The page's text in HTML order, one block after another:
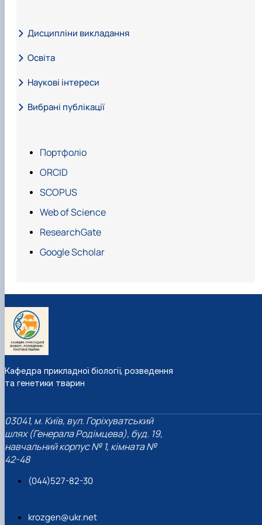
Портфоліо
ORCID
SCOPUS
Web of Science
ResearchGate
Google Scholar
Дисципліни викладання
Освіта
Наукові інтереси
Вибрані публікації
наукометричних баз:
A.V. Shelyov, O.V.Melnyk,
Spyrydonov, S.D. Melnychuk, V.V. Dzitsiuk, B.M.
Gopka The Comparative Analysis of the Allele Pool
of Thoroughbred Horses in Different
Countries/Iranian Journal of Applied Animal
Science. – 2014. – Vol.4. – Issue 3. – P. 637-641.
Suprun I.,Ruban S., Getya A. Development Status
of Meat Cattle in Ukraine/ Bulgarian journal of
agricultural science. – 2016. – Volume 22,
Iryna Suprun,
resources of sheep in Ukraine/ Acta Fytotechnica
Кафедра прикладної біології, розведення
та генетики тварин
03041, м. Київ, вул. Горіхуватський
шлях (Генерала Родімцева), буд. 19,
навчальний корпус № 1, кімната №
42-48
(044)527-82-30
krozgen@ukr.net